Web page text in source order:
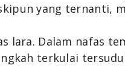
yang ternanti,
lara. Dalam nafas
terkulai